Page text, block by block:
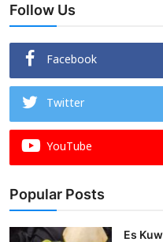
Follow Us
Facebook
Twitter
YouTube
Popular Posts
Es